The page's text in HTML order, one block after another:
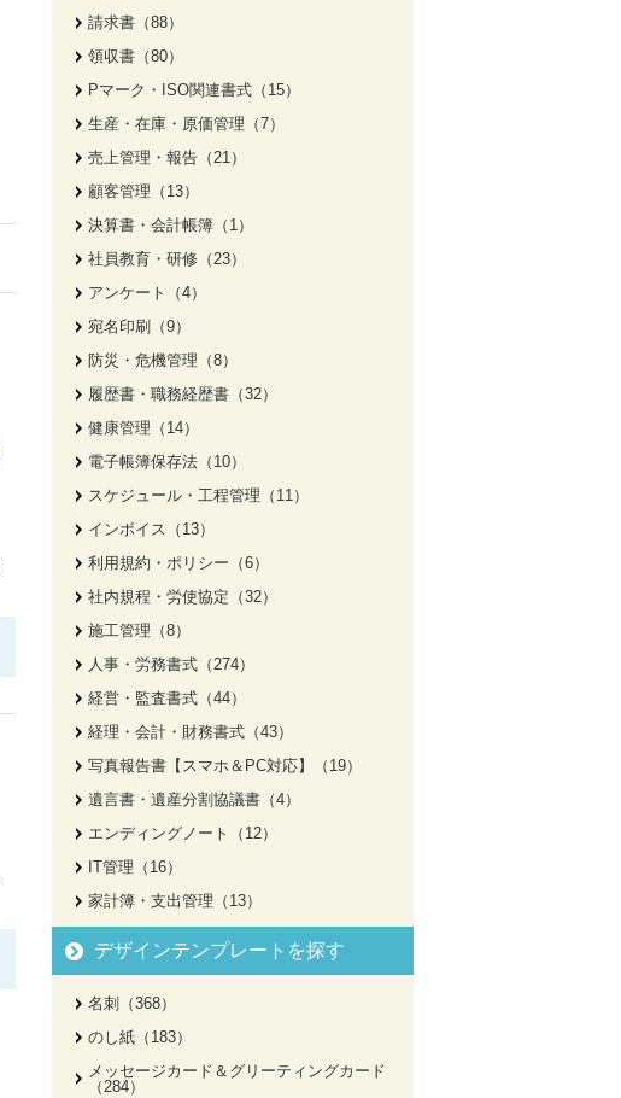
請求書（88）
領収書（80）
Pマーク・ISO関連書式（15）
生産・在庫・原価管理（7）
売上管理・報告（21）
顧客管理（13）
決算書・会計帳簿（1）
社員教育・研修（23）
アンケート（4）
宛名印刷（9）
防災・危機管理（8）
履歴書・職務経歴書（32）
健康管理（14）
電子帳簿保存法（10）
スケジュール・工程管理（11）
インボイス（13）
利用規約・ポリシー（6）
社内規程・労使協定（32）
施工管理（8）
人事・労務書式（274）
経営・監査書式（44）
経理・会計・財務書式（43）
写真報告書【スマホ＆PC対応】（19）
遺言書・遺産分割協議書（4）
エンディングノート（12）
IT管理（16）
家計簿・支出管理（13）
デザインテンプレートを探す
名刺（368）
のし紙（183）
メッセージカード＆グリーティングカード
（284）